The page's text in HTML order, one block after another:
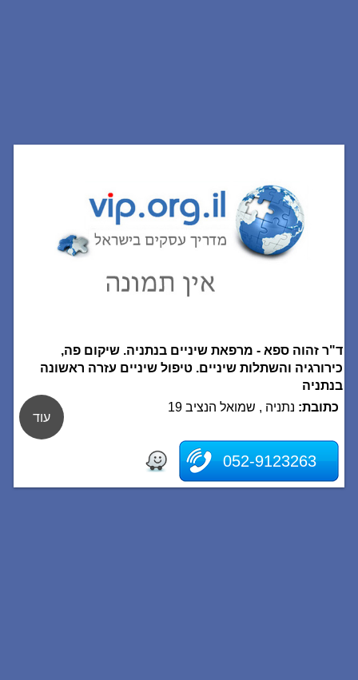
ד"ר זהוה ספא - מרפאת שיניים בנתניה. שיקום פה,
כירורגיה והשתלות שיניים. טיפול שיניים עזרה ראשונה
בנתניה
כתובת: נתניה , שמואל הנציב 19
052-9123263
עוד